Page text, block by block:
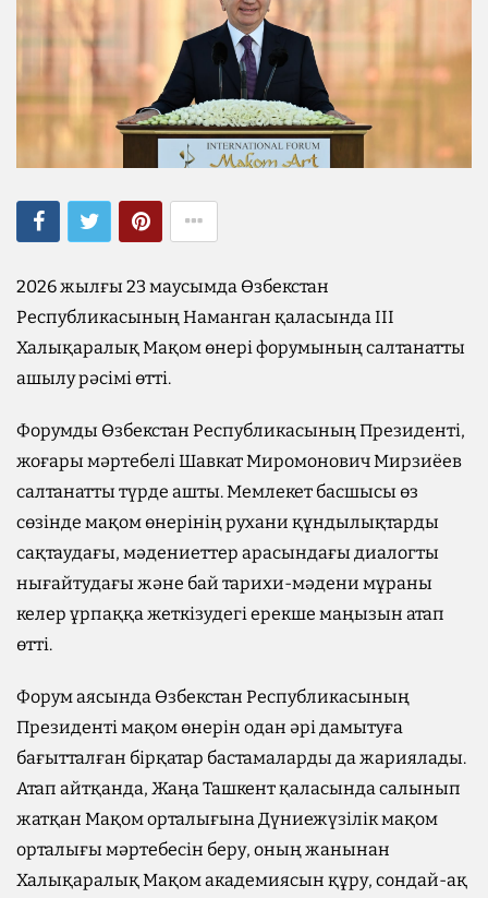
2026 жылғы 23 маусымда Өзбекстан
Республикасының Наманган қаласында III
Халықаралық Мақом өнері форумының салтанатты
ашылу рәсімі өтті.
Форумды Өзбекстан Республикасының Президенті,
жоғары мәртебелі Шавкат Миромонович Мирзиёев
салтанатты түрде ашты. Мемлекет басшысы өз
сөзінде мақом өнерінің рухани құндылықтарды
сақтаудағы, мәдениеттер арасындағы диалогты
нығайтудағы және бай тарихи-мәдени мұраны
келер ұрпаққа жеткізудегі ерекше маңызын атап
өтті.
Форум аясында Өзбекстан Республикасының
Президенті мақом өнерін одан әрі дамытуға
бағытталған бірқатар бастамаларды да жариялады.
Атап айтқанда, Жаңа Ташкент қаласында салынып
жатқан Мақом орталығына Дүниежүзілік мақом
орталығы мәртебесін беру, оның жанынан
Халықаралық Мақом академиясын құру, сондай-ақ